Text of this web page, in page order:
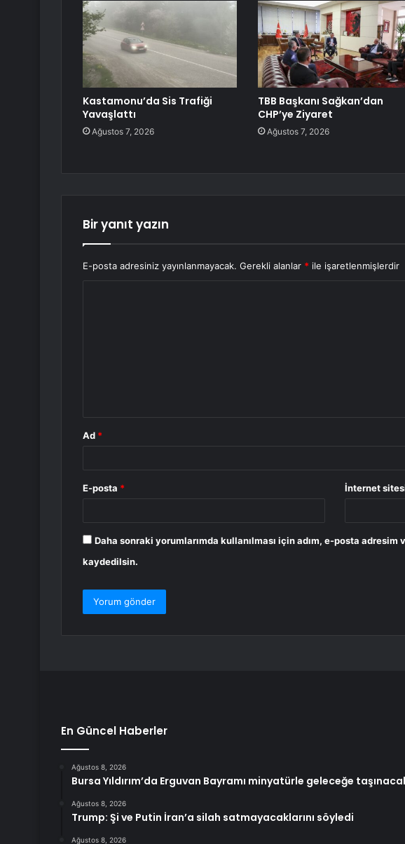
Kastamonu’da Sis Trafiği
Yavaşlattı
Ağustos 7, 2026
TBB Başkanı Sağkan’dan
CHP’ye Ziyaret
Ağustos 7, 2026
Bir yanıt yazın
E-posta adresiniz yayınlanmayacak. Gerekli alanlar * ile işaretlenmişlerdir
Ad *
E-posta * İnternet
Daha sonraki yorumlarımda kullanılması için adım, e-posta adresim
kaydedilsin.
En Güncel Haberler
Ağustos 8, 2026
Bursa Yıldırım’da Erguvan Bayramı minyatürle geleceğe
Ağustos 8, 2026
Trump: Şi ve Putin İran’a silah satmayacaklarını söyledi
Ağustos 8, 2026